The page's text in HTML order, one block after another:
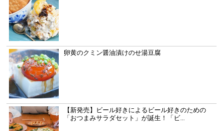
卵黄のクミン醤油漬けのせ湯豆腐
【新発売】ビール好きによるビール好きのための
「おつまみサラダセット」が誕生！「ビ...